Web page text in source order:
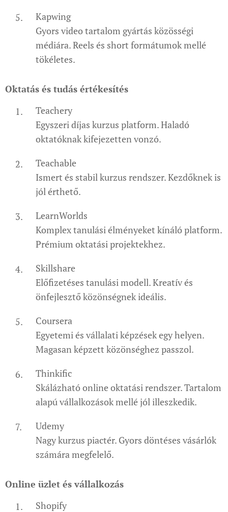
Kapwing
Gyors video tartalom gyártás közösségi
médiára. Reels és short formátumok mellé
tökéletes.
Oktatás és tudás értékesítés
Teachery
Egyszeri díjas kurzus platform. Haladó
oktatóknak kifejezetten vonzó.
Teachable
Ismert és stabil kurzus rendszer. Kezdőknek is
jól érthető.
LearnWorlds
Komplex tanulási élményeket kínáló platform.
Prémium oktatási projektekhez.
Skillshare
Előfizetéses tanulási modell. Kreatív és
önfejlesztő közönségnek ideális.
Coursera
Egyetemi és vállalati képzések egy helyen.
Magasan képzett közönséghez passzol.
Thinkific
Skálázható online oktatási rendszer. Tartalom
alapú vállalkozások mellé jól illeszkedik.
Udemy
Nagy kurzus piactér. Gyors döntéses vásárlók
számára megfelelő.
Online üzlet és vállalkozás
Shopify